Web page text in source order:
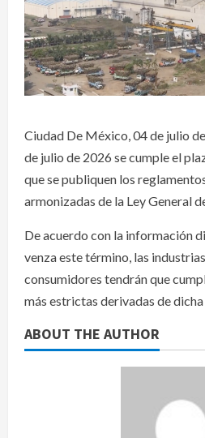
Ciudad De México, 04 de julio
de julio de 2026 se cumple el
que se publiquen los
armonizadas de la Ley General
De acuerdo con la información
venza este término, las
consumidores tendrán que
más estrictas derivadas de
ABOUT THE AUTHOR